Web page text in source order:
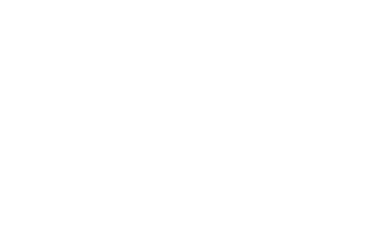
覽，完整即時空氣品質資料請開啟